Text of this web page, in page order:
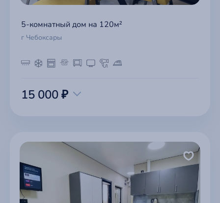
5-комнатный дом на 120м²
г Чебоксары
15 000 ₽